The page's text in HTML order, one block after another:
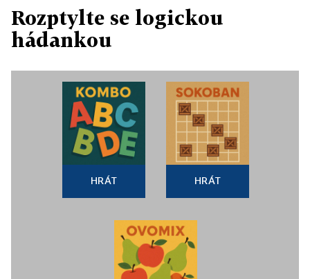
Rozptylte se logickou
hádankou
HRÁT HRÁT